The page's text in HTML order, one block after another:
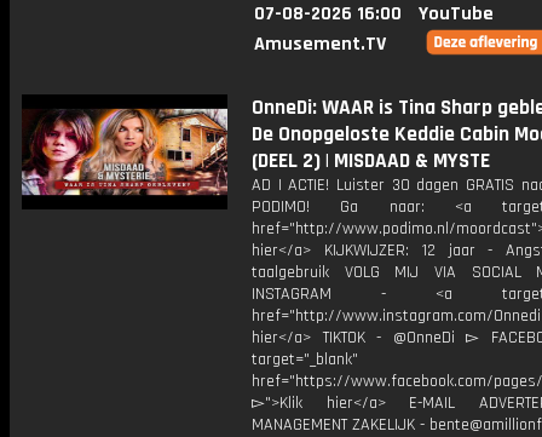
07-08-2026 16:00
YouTube
Amusement.TV
OnneDi: WAAR is Tina Sharp
De Onopgeloste Keddie Cabin
(DEEL 2) | MISDAAD & MYSTE
AD | ACTIE! Luister 30 dagen GRATIS
PODIMO! Ga naar: <a
href="http://www.podimo.nl/
hier</a> KIJKWIJZER: 12 jaar -
taalgebruik VOLG MIJ VIA SOCIAL
INSTAGRAM - <a
href="http://www.instagram.com/
hier</a> TIKTOK - @OnneDi ▻
target="_blank"
href="https://www.facebook.com/pages/
▻">Klik hier</a> E-MAIL
MANAGEMENT ZAKELIJK -